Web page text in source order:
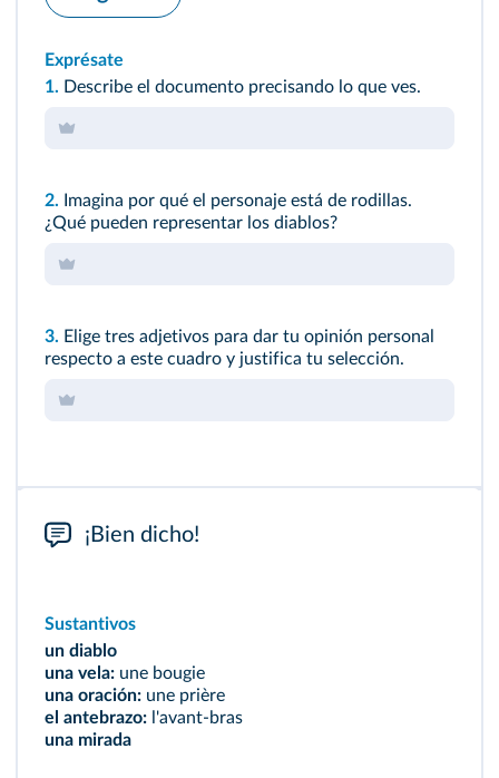
Exprésate
1. Describe el documento precisando lo que ves.
2. Imagina por qué el personaje está de rodillas.
¿Qué pueden representar los diablos?
3. Elige tres adjetivos para dar tu opinión personal
respecto a este cuadro y justifica tu selección.
¡Bien dicho!
Sustantivos
un diablo
una vela: une bougie
una oración: une prière
el antebrazo: l'avant-bras
una mirada